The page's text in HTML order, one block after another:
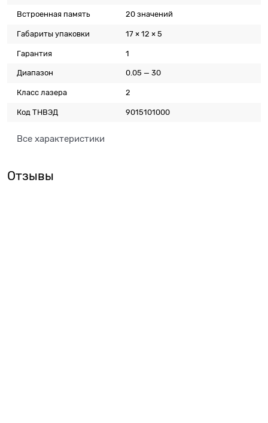
Встроенная память 20 значений
Габариты упаковки 17 × 12 × 5
Гарантия 1
Диапазон 0.05 — 30
Класс лазера 2
Код ТНВЭД 9015101000
Все характеристики
Отзывы